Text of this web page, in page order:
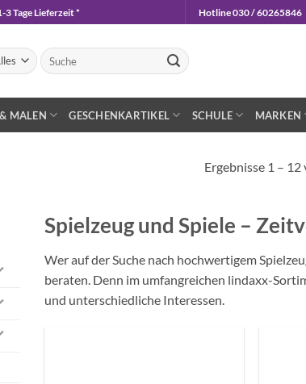
3 Tage Lieferzeit * Hotline 030 / 60265846
Suchen
nach:
MALEN GESCHENKARTIKEL SCHULE MARKEN
Ergebnisse 1 –
Spielzeug und Spiele –
Wer auf der Suche nach hochwertigem
beraten. Denn im umfangreichen lindaxx-
und unterschiedliche Interessen.